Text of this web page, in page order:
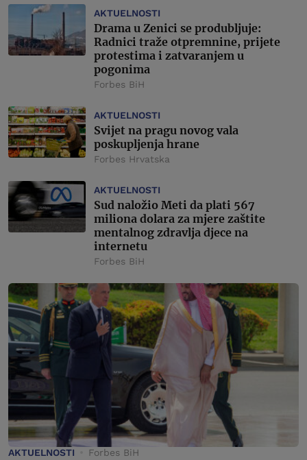
AKTUELNOSTI
Drama u Zenici se produbljuje:
Radnici traže otpremnine, prijete
protestima i zatvaranjem u
pogonima
Forbes BiH
AKTUELNOSTI
Svijet na pragu novog vala
poskupljenja hrane
Forbes Hrvatska
AKTUELNOSTI
Sud naložio Meti da plati 567
miliona dolara za mjere zaštite
mentalnog zdravlja djece na
internetu
Forbes BiH
AKTUELNOSTI Forbes BiH